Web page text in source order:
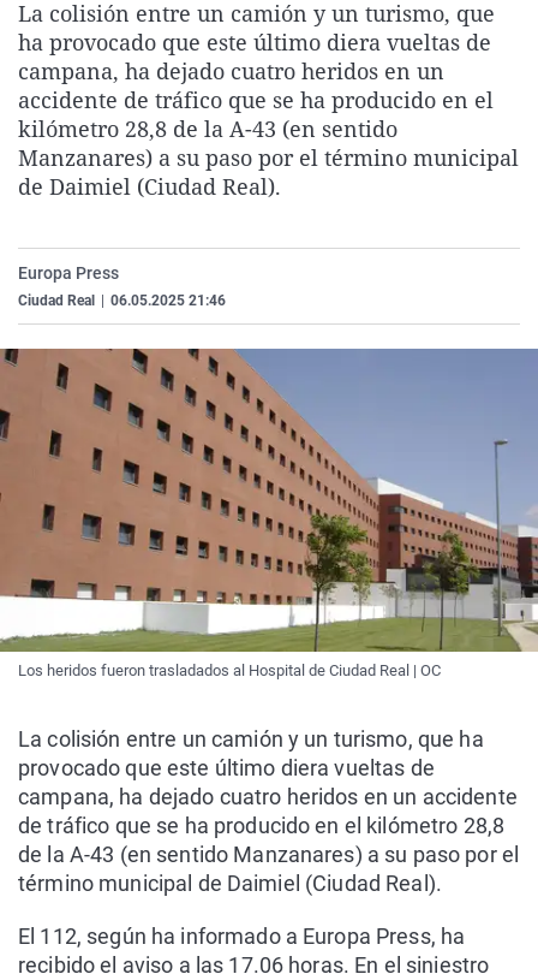
La rosa de los vientos
Gente viajera
Como el perro y el
Caso
Retornados
Equipo de
Operación Viuda
Extremadura
Galicia
La Rioja
Navarra
Virales
Televisión
Elecciones
La colisión entre un camión y un turismo, que
ha provocado que este último diera vueltas de
campana, ha dejado cuatro heridos en un
accidente de tráfico que se ha producido en el
kilómetro 28,8 de la A-43 (en sentido
Manzanares) a su paso por el término municipal
de Daimiel (Ciudad Real).
Europa Press
Ciudad Real 06.05.2025 21:46
Los heridos fueron trasladados al Hospital de Ciudad Real | OC
La colisión entre un camión y un turismo, que ha
provocado que este último diera vueltas de
campana, ha dejado cuatro heridos en un accidente
de tráfico que se ha producido en el kilómetro 28,8
de la A-43 (en sentido Manzanares) a su paso por el
término municipal de Daimiel (Ciudad Real).
El 112, según ha informado a Europa Press, ha
recibido el aviso a las 17.06 horas. En el siniestro